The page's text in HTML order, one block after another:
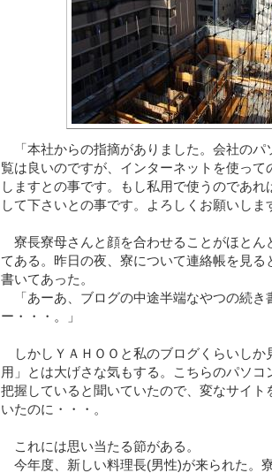
「本社からの指摘がありました。会社のパ
覧は良いのですが、インターネットを使っ
しますとの事です。もし私用で使うのであ
して下さいとの事です。よろしくお願いしま
寮長寮母さんと顔を合わせることがほとん
てある。昨日の夜、寮について連絡帳を見る
書いてあった。
「あーあ、ブログの中途半端なやつの続き
ー・・・。」
しかしＹＡＨＯＯと私のブログくらいしか
用」とは大げさな気もする。こちらのパソ
把握していると聞いていたので、変なサイト
いたのに・・・。
これには思い当たる節がある。
今年度、新しい料理長(男性)が来られた。